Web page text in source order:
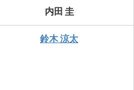
内田 圭
鈴木 涼太